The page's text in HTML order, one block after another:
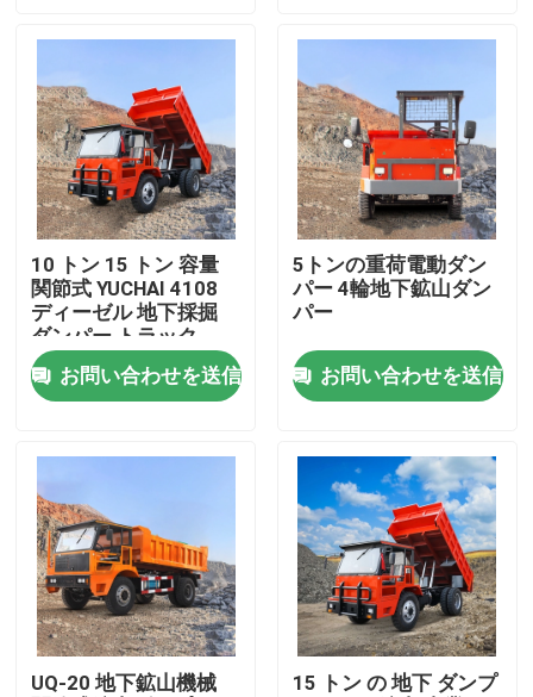
製品
ビデオ
企業情報
会社案内
品質管理
見積依頼
地下のダンプ トラック
地下の採鉱トラック
地下の連結されたトラック
10 トン 15 トン 容量
関節式 YUCHAI 4108
ディーゼル 地下採掘
ダンパー トラック
お問い合わせを送信
5トンの重荷電動ダン
パー 4輪地下鉱山ダン
パー
お問い合わせを送信
UQ-20 地下鉱山機械
15 トン の 地下 ダンプ